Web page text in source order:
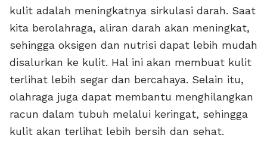
kulit adalah meningkatnya sirkulasi darah. Saat
kita berolahraga, aliran darah akan meningkat,
sehingga oksigen dan nutrisi dapat lebih mudah
disalurkan ke kulit. Hal ini akan membuat kulit
terlihat lebih segar dan bercahaya. Selain itu,
olahraga juga dapat membantu menghilangkan
racun dalam tubuh melalui keringat, sehingga
kulit akan terlihat lebih bersih dan sehat.